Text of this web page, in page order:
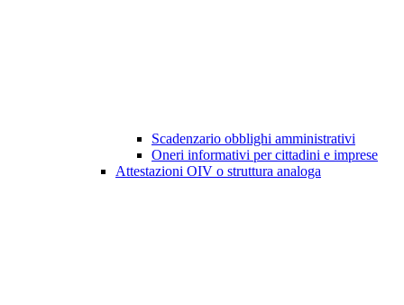
Scadenzario obblighi amministrativi
Oneri informativi per cittadini e imprese
Attestazioni OIV o struttura analoga